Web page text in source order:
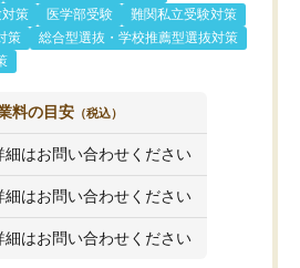
策
医学部受験
難関私立受験対策
策
総合型選抜・学校推薦型選抜対策
料の目安 （税込）
細はお問い合わせください
細はお問い合わせください
細はお問い合わせください